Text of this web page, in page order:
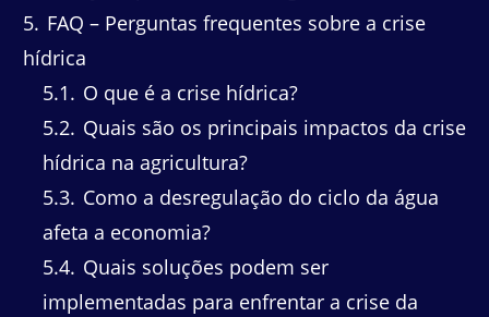
5 FAQ – Perguntas frequentes sobre a crise
hídrica
5.1
O que é a crise hídrica?
5.2 Quais são os principais impactos da crise
hídrica na agricultura?
5.3 Como a desregulação do ciclo da água
afeta a economia?
5.4 Quais soluções podem ser
implementadas para enfrentar a crise da